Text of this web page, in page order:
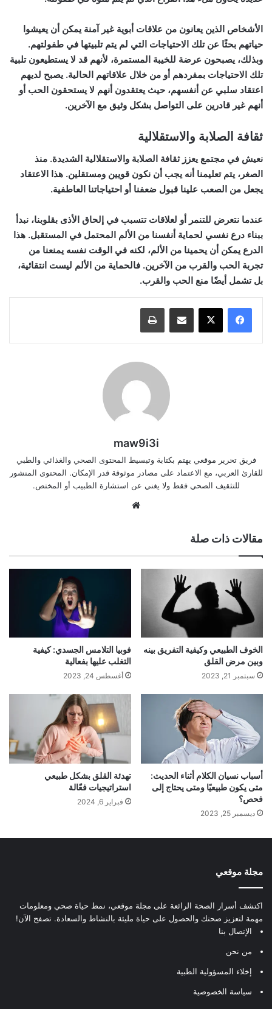
الأشخاص الذين يعانون من علاقات أبوية غير آمنة يمكن أن يعيشوا
حياتهم بحثًا عن تلك الاحتياجات التي لم يتم تلبيتها في طفولتهم.
وبذلك، يصبحون عرضة للخيبة المستمرة، لأنهم قد لا يستطيعون تلبية
تلك الاحتياجات بمفردهم أو من خلال علاقاتهم الحالية. يصبح لديهم
اعتقاد سلبي عن أنفسهم، حيث يعتقدون أنهم لا يستحقون الحب أو
أنهم غير قادرين على التواصل بشكل وثيق مع الآخرين.
ثقافة الصلابة والاستقلالية
نعيش في مجتمع يعزز ثقافة الصلابة والاستقلالية الشديدة. منذ
الصغر، يتم تعليمنا أنه يجب أن نكون قويين ومستقلين. هذا الاعتقاد
يجعل من الصعب علينا قبول ضعفنا أو احتياجاتنا العاطفية.
عندما نتعرض للتنمر أو لعلاقات تتسبب في إلحاق الأذى بقلوبنا، نبدأ
ببناء درع نفسي لحماية أنفسنا من الألم المحتمل في المستقبل. هذا
الدرع يمكن أن يحمينا من الألم، لكنه في الوقت نفسه يمنعنا من
تجربة الحب والقرب من الآخرين. فالحماية من الألم ليست انتقائية،
بل تشمل أيضًا منع الحب والقرب.
مشاركة عبر البريد طباعة
maw9i3i
فريق تحرير موقعي يهتم بكتابة وتبسيط المحتوى الصحي والغذائي والطبي
للقارئ العربي، مع الاعتماد على مصادر موثوقة قدر الإمكان. المحتوى المنشور
للتثقيف الصحي فقط ولا يغني عن استشارة الطبيب أو المختص.
مقالات ذات صلة
الخوف الطبيعي وكيفية التفريق بينه
وبين مرض القلق
سبتمبر 21, 2023
فوبيا التلامس الجسدي: كيفية
التغلب عليها بفعالية
أغسطس 24, 2023
أسباب نسيان الكلام أثناء الحديث:
متى يكون طبيعيًا ومتى يحتاج إلى
فحص؟
ديسمبر 25, 2023
تهدئة القلق بشكل طبيعي
استراتيجيات فعّالة
فبراير 6, 2024
مجلة موقعي
اكتشف أسرار الصحة الرائعة على مجلة موقعي، نمط حياة صحي ومعلومات
مهمة لتعزيز صحتك والحصول على حياة مليئة بالنشاط والسعادة. تصفح الآن!
الإتصال بنا
من نحن
إخلاء المسؤولية الطبية
سياسة الخصوصية